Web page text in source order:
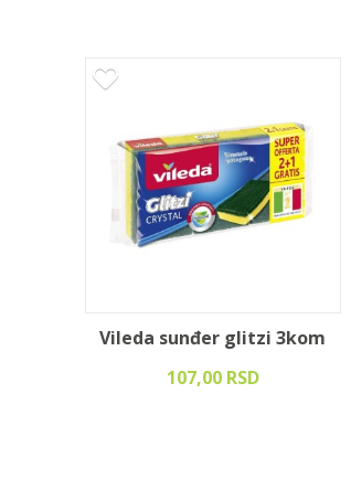
Vileda sunđer glitzi 3kom
107,00 RSD